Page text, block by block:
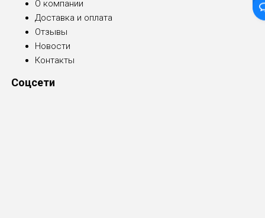
О компании
Доставка и оплата
Отзывы
Новости
Контакты
Соцсети